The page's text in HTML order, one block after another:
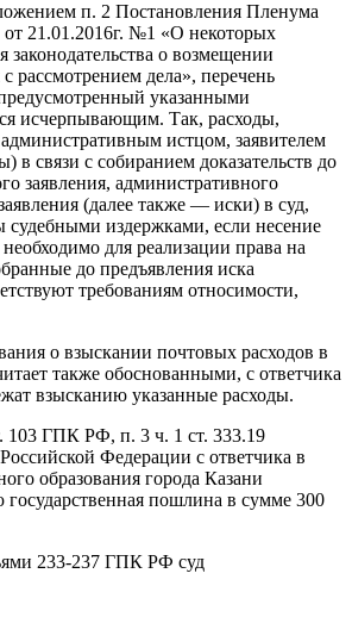
п. 2 Постановления Пленума
21.01.2016г. №1 «О некоторых
законодательства о возмещении
рассмотрением дела», перечень
указанными
исчерпывающим. Так, расходы,
истцом, заявителем
в связи с собиранием доказательств до
заявления, административного
(далее также — иски) в суд,
судебными издержками, если несение
для реализации права на
до предъявления иска
требованиям относимости,
о взыскании почтовых расходов в
также обоснованными, с ответчика
взысканию указанные расходы.
103 ГПК РФ, п. 3 ч. 1 ст. 333.19
Федерации с ответчика в
образования города Казани
пошлина в сумме 300
233-237 ГПК РФ суд